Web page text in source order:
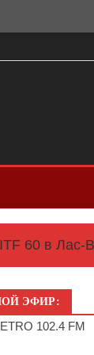
60 в Лас-
ЭФИР:
102.4 FM